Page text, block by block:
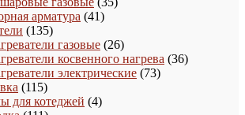
арматура 4141
135135
товаров
газовые 2626
товаров
косвенного нагрева 3636
электрические 7373
115115
товаров
для котеджей 44